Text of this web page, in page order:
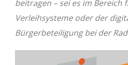
beitragen – sei es im Bereich
Verleihsysteme oder der
Bürgerbeteiligung bei der